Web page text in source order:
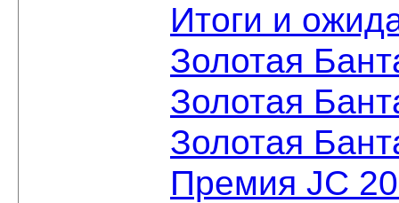
Итоги и
Золотая
Золотая
Золотая
Премия JC